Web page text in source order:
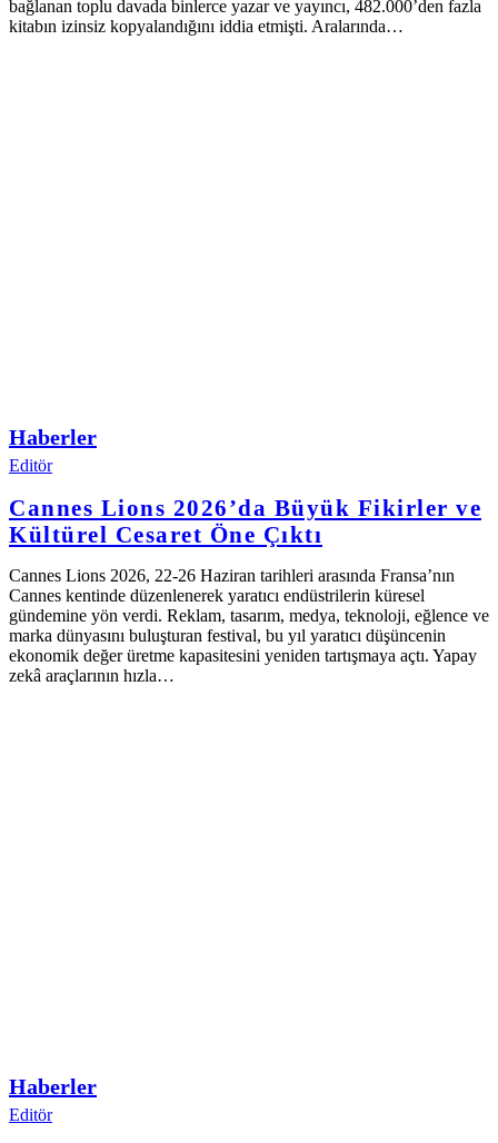
bağlanan toplu davada binlerce yazar ve yayıncı, 482.000’den fazla
kitabın izinsiz kopyalandığını iddia etmişti. Aralarında…
Haberler
Editör
Cannes Lions 2026’da Büyük Fikirler ve
Kültürel Cesaret Öne Çıktı
Cannes Lions 2026, 22-26 Haziran tarihleri arasında Fransa’nın
Cannes kentinde düzenlenerek yaratıcı endüstrilerin küresel
gündemine yön verdi. Reklam, tasarım, medya, teknoloji, eğlence ve
marka dünyasını buluşturan festival, bu yıl yaratıcı düşüncenin
ekonomik değer üretme kapasitesini yeniden tartışmaya açtı. Yapay
zekâ araçlarının hızla…
Haberler
Editör